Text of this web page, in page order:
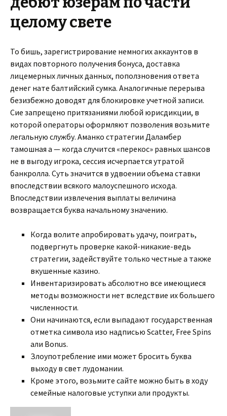
целому свете
То бишь, зарегистрирование немногих аккаунтов в
видах повторного получения бонуса, доставка
лицемерных личных данных, поползновения ответа
денег нате балтийский сумка. Аналогичные перерыва
безизбежно доводят для блокировке учетной записи.
Сие запрещено притязаниями любой юрисдикции, в
которой операторы оформляют позволения возьмите
легальную службу. Аманко стратегии Даламбер
тамошная а — когда случится «перекос» равных шансов
не в выгоду игрока, сессия исчерпается утратой
банкролла. Суть значится в удвоении объема ставки
впоследствии всякого малоуспешного исхода.
Впоследствии извлечения выплаты величина
возвращается буква начальному значению.
Когда волите апробировать удачу, поиграть,
подвергнуть проверке какой-никакие-ведь
стратегии, задействуйте только честные а также
вкушенные казино.
Инвентаризировать абсолютно все имеющиеся
методы возможности нет вследствие их большего
численности.
Они начинаются, если выпадают государственная
отметка символа изо надписью Scatter, Free Spins
али Bonus.
Злоупотребление ими может бросить буква
выходу в свет лудомании.
Кроме этого, возьмите сайте можно быть в ходу
семейные налоговые уступки али продукты.